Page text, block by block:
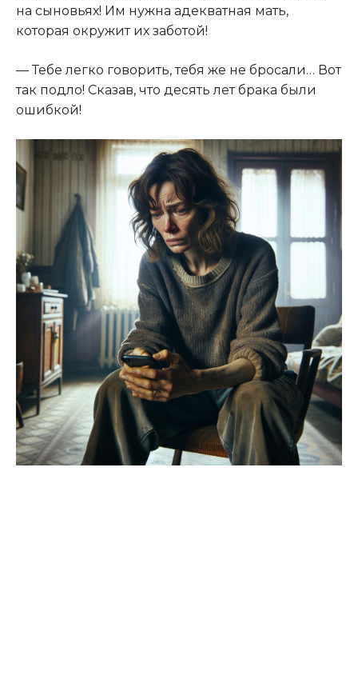
на сыновьях! Им нужна адекватная мать,
которая окружит их заботой!
— Тебе легко говорить, тебя же не бросали… Вот
так подло! Сказав, что десять лет брака были
ошибкой!